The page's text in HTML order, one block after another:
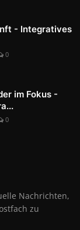
- Integratives
0
im Fokus -
0
Nachrichten,
zu